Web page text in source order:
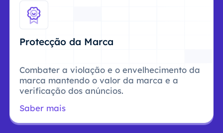
Protecção da Marca
Combater a violação e o envelhecimento da
marca mantendo o valor da marca e a
verificação dos anúncios.
Saber mais